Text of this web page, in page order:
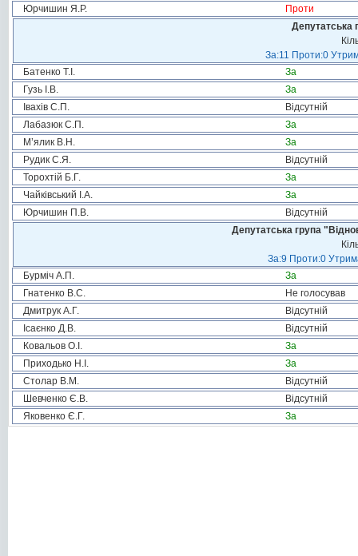
Юрчишин Я.Р.
Проти
Депутатська
За:11 Проти:0
Батенко Т.І.
За
Гузь І.В.
За
Івахів С.П.
Відсутній
Лабазюк С.П.
За
М’ялик В.Н.
За
Рудик С.Я.
Відсутній
Торохтій Б.Г.
За
Чайківський І.А.
За
Юрчишин П.В.
Відсутній
Депутатська група
За:9 Проти:0
Бурміч А.П.
За
Гнатенко В.С.
Не голосував
Дмитрук А.Г.
Відсутній
Ісаєнко Д.В.
Відсутній
Ковальов О.І.
За
Приходько Н.І.
За
Столар В.М.
Відсутній
Шевченко Є.В.
Відсутній
Яковенко Є.Г.
За